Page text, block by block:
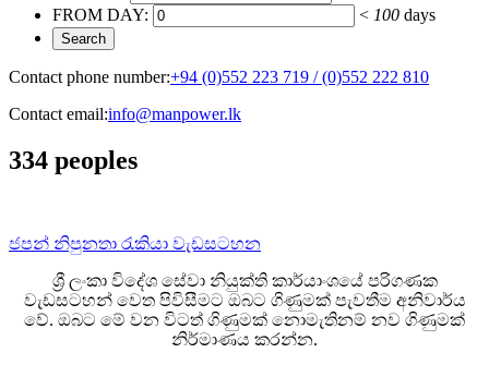
FROM DAY:
< 100 days
Contact phone number:+94 (0)552 223 719 / (0)552 222 810
Contact email:info@manpower.lk
334 peoples
ජපන් නිපුනතා රැකියා වැඩසටහන
ශ්‍රී ලංකා විදේශ සේවා නියුක්ති කාර්යාංශයේ පරිගණක
වැඩසටහන් වෙත පිවිසීමට ඔබට ගිණුමක් පැවතීම අනිවාර්ය
වේ. ඔබට මේ වන විටත් ගිණුමක් නොමැතිනම් නව ගිණුමක්
නිර්මාණය කරන්න.